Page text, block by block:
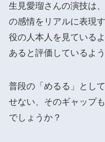
生見愛瑠さんの演技は
の感情をリアルに表現
役の人本人を見ている
あると評価しているよう
普段の「めるる」とし
せない、そのギャップ
でしょうか？